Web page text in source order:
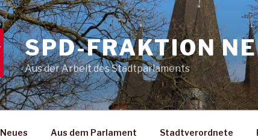
SPD-FRAKTION
Aus der Arbeit des Stadtparlaments
Neues Aus dem Parlament Stadtverordnete